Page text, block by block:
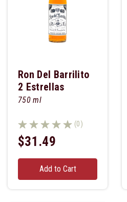
Ron Del Barrilito
2 Estrellas
750 ml
(0)
$31.49
Add to Cart